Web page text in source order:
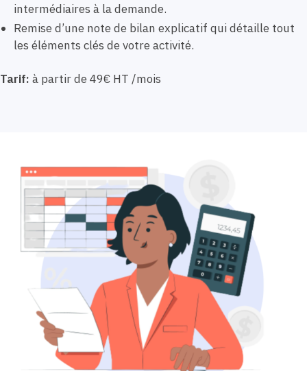
intermédiaires à la demande.
Remise d’une note de bilan explicatif qui détaille tout
les éléments clés de votre activité.
Tarif: à partir de 49€ HT /mois